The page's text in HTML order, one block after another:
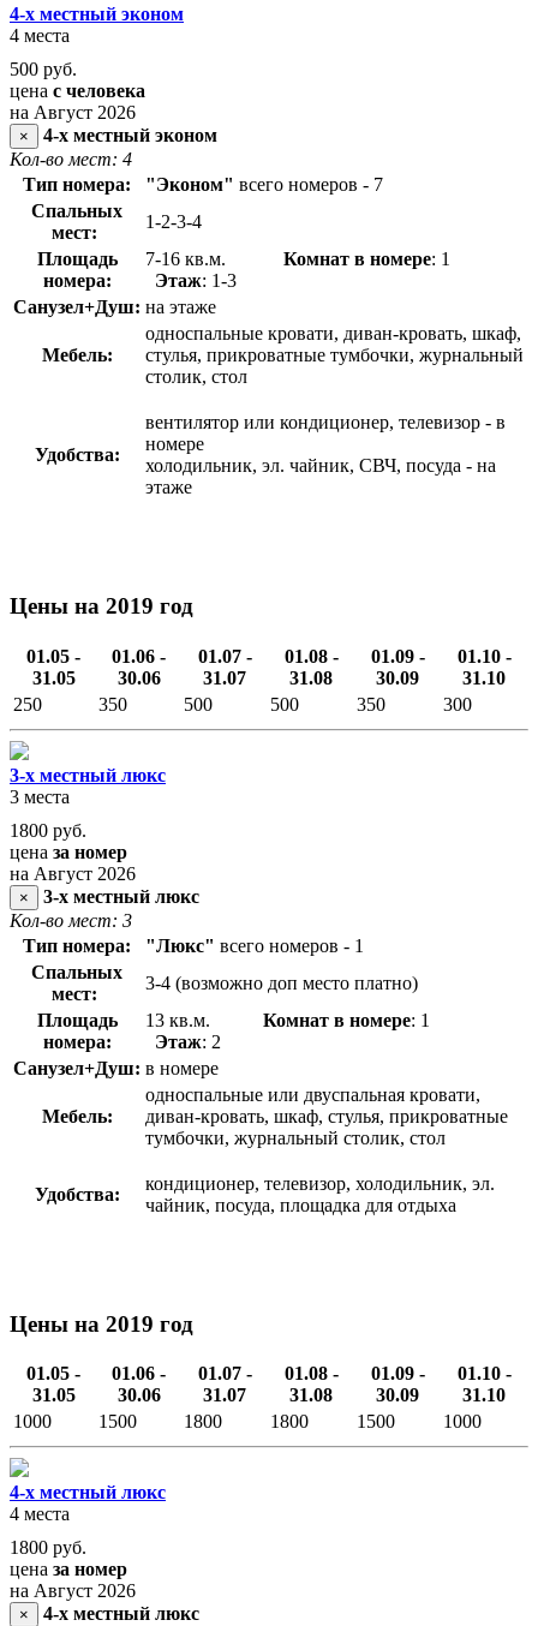
4-х местный эконом
4 места
500 руб.
цена с человека
на Август 2026
×
4-х местный эконом
Кол-во мест: 4
Тип номера:
"Эконом" всего номеров - 7
Спальных
мест:
1-2-3-4
Площадь
номера:
7-16 кв.м. Комнат в номере: 1
Этаж: 1-3
Санузел+Душ: на этаже
Мебель:
односпальные кровати, диван-кровать, шкаф,
стулья, прикроватные тумбочки, журнальный
столик, стол
Удобства:
вентилятор или кондиционер, телевизор - в
номере
холодильник, эл. чайник, СВЧ, посуда - на
этаже
Цены на 2019 год
01.05 -
31.05
01.06 -
30.06
01.07 -
31.07
01.08 -
31.08
01.09 -
30.09
01.10 -
31.10
250
350 500 500 350 300
3-х местный люкс
3 места
1800 руб.
цена за номер
на Август 2026
×
3-х местный люкс
Кол-во мест: 3
Тип номера:
"Люкс" всего номеров - 1
Спальных
мест:
3-4 (возможно доп место платно)
Площадь
номера:
13 кв.м. Комнат в номере: 1
Этаж: 2
Санузел+Душ: в номере
Мебель:
односпальные или двуспальная кровати,
диван-кровать, шкаф, стулья, прикроватные
тумбочки, журнальный столик, стол
Удобства:
кондиционер, телевизор, холодильник, эл.
чайник, посуда, площадка для отдыха
Цены на 2019 год
01.05 -
31.05
01.06 -
30.06
01.07 -
31.07
01.08 -
31.08
01.09 -
30.09
01.10 -
31.10
1000
1500 1800 1800 1500 1000
4-х местный люкс
4 места
1800 руб.
цена за номер
на Август 2026
×
4-х местный люкс